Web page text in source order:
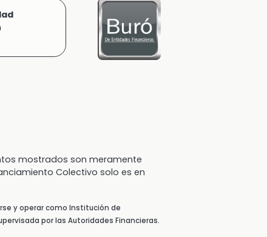
mostrados son meramente
Colectivo solo es en
y operar como Institución de
por las Autoridades Financieras.